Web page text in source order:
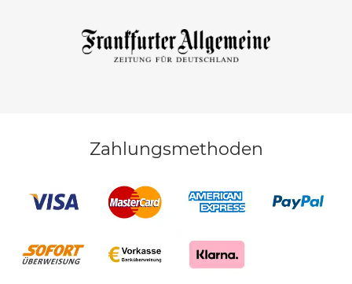
Zahlungsmethoden